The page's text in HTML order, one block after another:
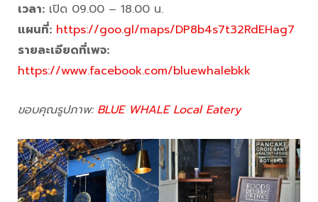
เวลา: เปิด 09.00 – 18.00 น.
แผนที่: https://goo.gl/maps/DP8b4s7t32RdEHag7
รายละเอียดที่เพจ:
https://www.facebook.com/bluewhalebkk
ขอบคุณรูปภาพ: BLUE WHALE Local Eatery